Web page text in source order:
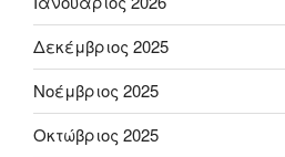
Δεκέμβριος 2025
Νοέμβριος 2025
Οκτώβριος 2025